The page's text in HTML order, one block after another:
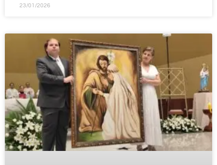
23/01/2026